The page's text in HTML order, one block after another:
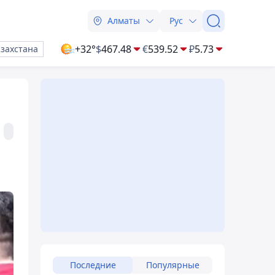
Алматы Рус
+32°$467.48 €539.52 ₽5.73
Последние Популярные